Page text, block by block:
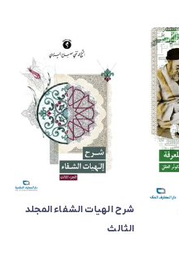
شرح الهیات الشفاء المجلد
الثالث